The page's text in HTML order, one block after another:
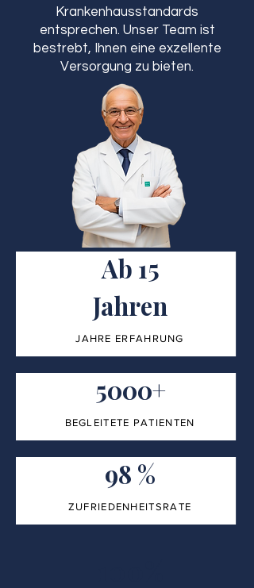
Krankenhausstandards
entsprechen. Unser Team ist
bestrebt, Ihnen eine exzellente
Versorgung zu bieten.
Ab 15
Jahren
JAHRE ERFAHRUNG
5000+
BEGLEITETE PATIENTEN
98 %
ZUFRIEDENHEITSRATE